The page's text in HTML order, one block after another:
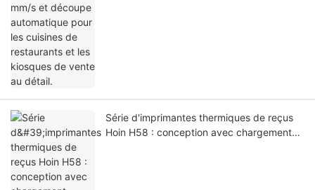
Série d'imprimantes thermiques de reçus
Hoin H58 : conception avec chargement